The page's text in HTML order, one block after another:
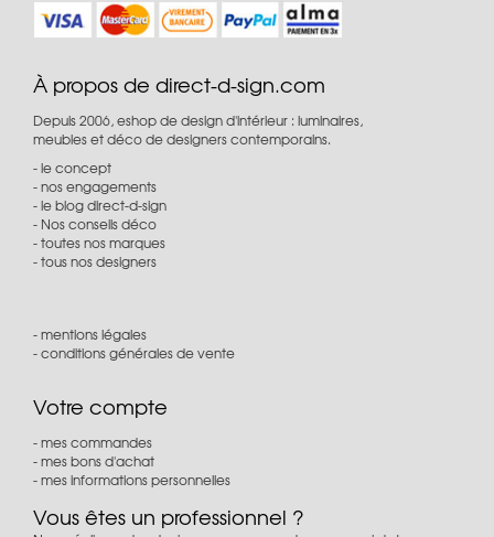
À propos de direct-d-sign.com
Depuis 2006, eshop de design d'intérieur : luminaires,
meubles et déco de designers contemporains.
le concept
nos engagements
le blog direct-d-sign
Nos conseils déco
toutes nos marques
tous nos designers
mentions légales
conditions générales de vente
Votre compte
mes commandes
mes bons d'achat
mes informations personnelles
Vous êtes un professionnel ?